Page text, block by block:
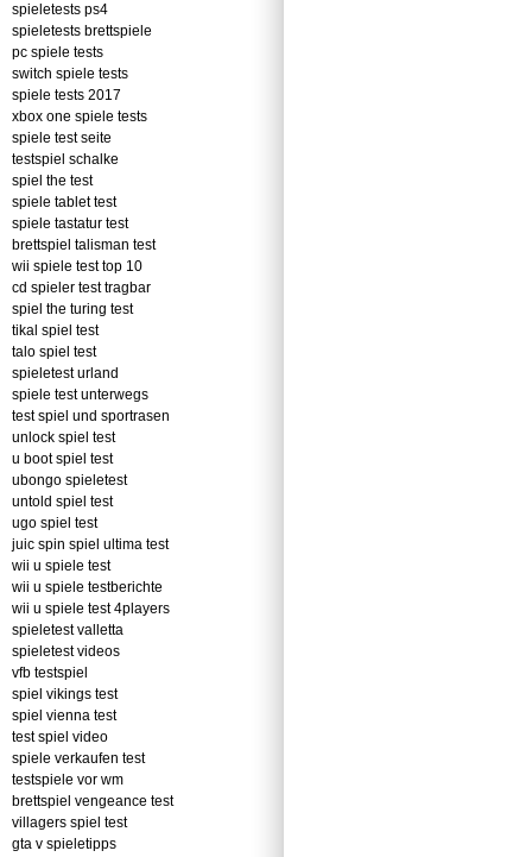
spieletests ps4
spieletests brettspiele
pc spiele tests
switch spiele tests
spiele tests 2017
xbox one spiele tests
spiele test seite
testspiel schalke
spiel the test
spiele tablet test
spiele tastatur test
brettspiel talisman test
wii spiele test top 10
cd spieler test tragbar
spiel the turing test
tikal spiel test
talo spiel test
spieletest urland
spiele test unterwegs
test spiel und sportrasen
unlock spiel test
u boot spiel test
ubongo spieletest
untold spiel test
ugo spiel test
juic spin spiel ultima test
wii u spiele test
wii u spiele testberichte
wii u spiele test 4players
spieletest valletta
spieletest videos
vfb testspiel
spiel vikings test
spiel vienna test
test spiel video
spiele verkaufen test
testspiele vor wm
brettspiel vengeance test
villagers spiel test
gta v spieletipps